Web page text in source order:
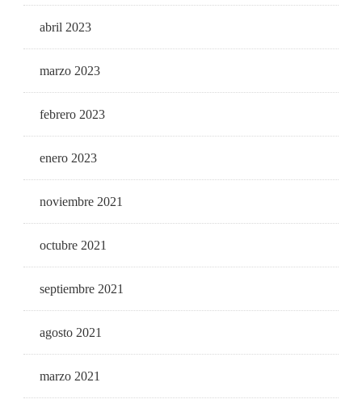
abril 2023
marzo 2023
febrero 2023
enero 2023
noviembre 2021
octubre 2021
septiembre 2021
agosto 2021
marzo 2021